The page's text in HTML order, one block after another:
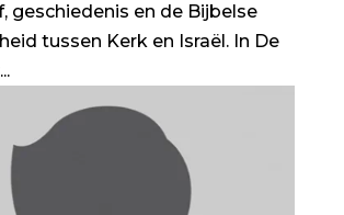
geschiedenis en de Bijbelse
tussen Kerk en Israël. In De